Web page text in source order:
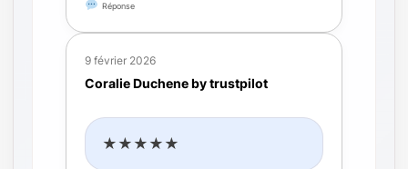
Réponse
9 février 2026
Coralie Duchene by trustpilot
★★★★★